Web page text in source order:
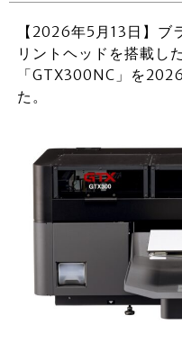
【2026年5月13日】ブ
リントヘッドを搭載し
「GTX300NC」を
た。